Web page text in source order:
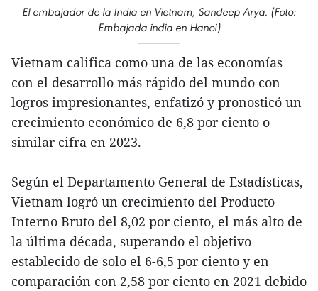
El embajador de la India en Vietnam, Sandeep Arya. (Foto:
Embajada india en Hanoi)
Vietnam califica como una de las economías
con el desarrollo más rápido del mundo con
logros impresionantes, enfatizó y pronosticó un
crecimiento económico de 6,8 por ciento o
similar cifra en 2023.
Según el Departamento General de Estadísticas,
Vietnam logró un crecimiento del Producto
Interno Bruto del 8,02 por ciento, el más alto de
la última década, superando el objetivo
establecido de solo el 6-6,5 por ciento y en
comparación con 2,58 por ciento en 2021 debido